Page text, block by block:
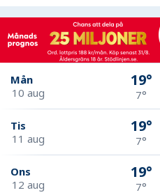
Mån
10 aug
19°
7°
Tis
11 aug
19°
7°
Ons
12 aug
19°
7°